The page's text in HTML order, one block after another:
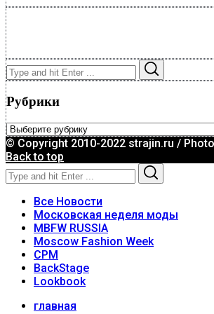
Search
for:
Рубрики
Рубрики
© Copyright 2010-2022 strajin.ru /
Back to top
Search
for:
Все Новости
Московская неделя моды
MBFW RUSSIA
Moscow Fashion Week
CPM
BackStage
Lookbook
главная